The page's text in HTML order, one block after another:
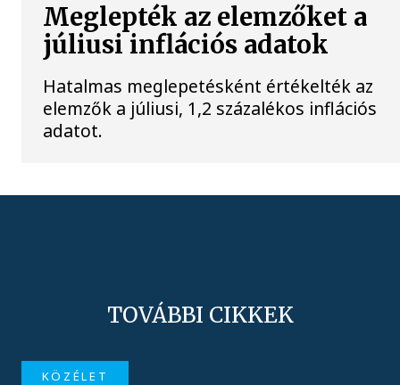
Meglepték az elemzőket a
júliusi inflációs adatok
Hatalmas meglepetésként értékelték az
elemzők a júliusi, 1,2 százalékos inflációs
adatot.
TOVÁBBI CIKKEK
KÖZÉLET